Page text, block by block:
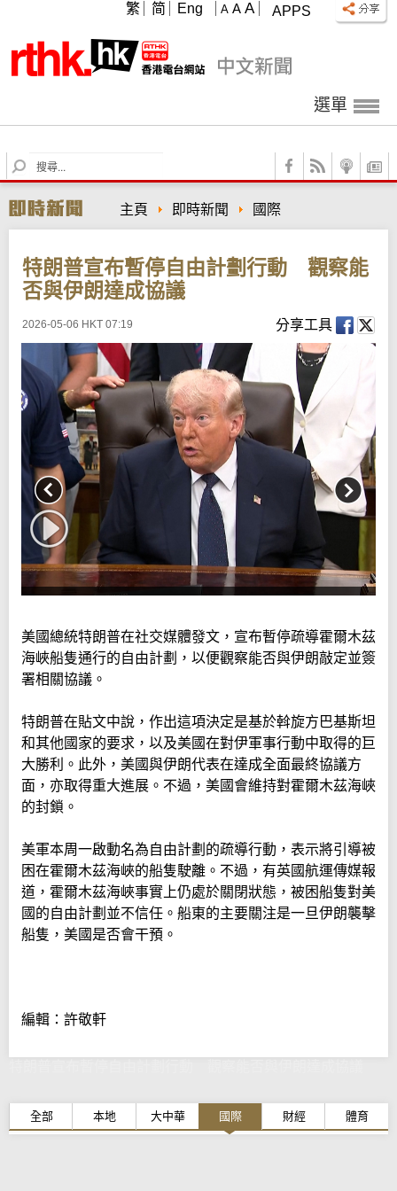
APPS
A A A
繁 简 Eng
選單
S
e
r
c
主頁 即時新聞 國際
特朗普宣布暫停自由計劃行動 觀察能
否與伊朗達成協議
2026-05-06 HKT 07:19 分享工具
美國總統特朗普在社交媒體發文，宣布暫停疏導霍爾木茲
海峽船隻通行的自由計劃，以便觀察能否與伊朗敲定並簽
署相關協議。
特朗普在貼文中說，作出這項決定是基於斡旋方巴基斯坦
和其他國家的要求，以及美國在對伊軍事行動中取得的巨
大勝利。此外，美國與伊朗代表在達成全面最終協議方
面，亦取得重大進展。不過，美國會維持對霍爾木茲海峽
的封鎖。
美軍本周一啟動名為自由計劃的疏導行動，表示將引導被
困在霍爾木茲海峽的船隻駛離。不過，有英國航運傳媒報
道，霍爾木茲海峽事實上仍處於關閉狀態，被困船隻對美
國的自由計劃並不信任。船東的主要關注是一旦伊朗襲擊
船隻，美國是否會干預。
編輯：許敬軒
全部 本地 大中華 國際 財經 體育